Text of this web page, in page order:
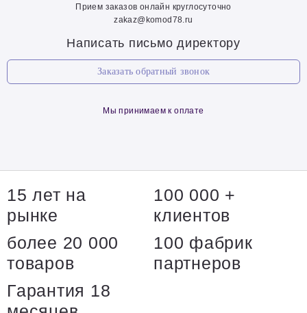
Прием заказов онлайн круглосуточно
zakaz@komod78.ru
Написать письмо директору
Заказать обратный звонок
Мы принимаем к оплате
15 лет на
рынке
100 000 +
клиентов
более 20 000
товаров
100 фабрик
партнеров
Гарантия 18